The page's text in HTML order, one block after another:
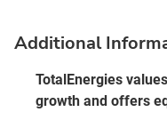
Additional
TotalEnergies
growth and offers